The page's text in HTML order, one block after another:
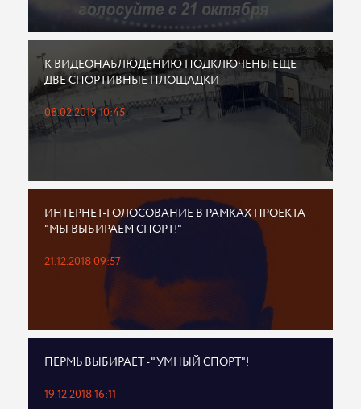
К ВИДЕОНАБЛЮДЕНИЮ ПОДКЛЮЧЕНЫ ЕЩЕ
ДВЕ СПОРТИВНЫЕ ПЛОЩАДКИ
08.02.2019 10:45
ИНТЕРНЕТ-ГОЛОСОВАНИЕ В РАМКАХ ПРОЕКТА
"МЫ ВЫБИРАЕМ СПОРТ!"
21.12.2018 09:57
ПЕРМЬ ВЫБИРАЕТ - "УМНЫЙ СПОРТ"!
19.12.2018 16:11